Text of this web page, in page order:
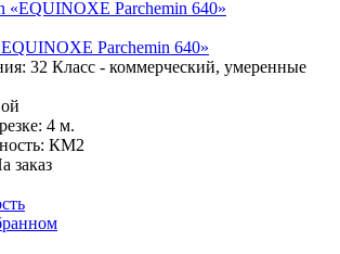
Parchemin 640»
32 Класс - коммерческий, умеренные
4 м.
КМ2
заказ